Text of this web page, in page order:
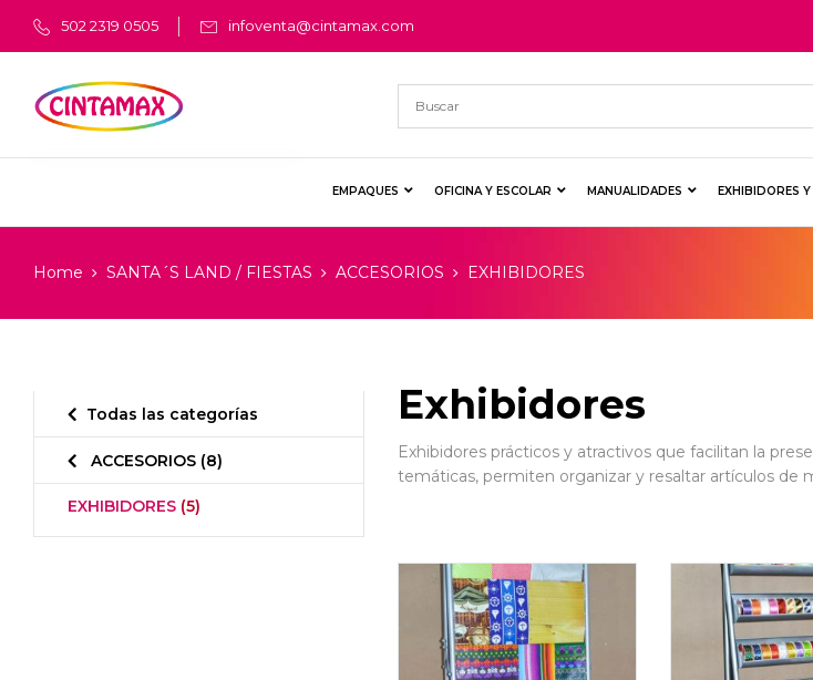
502 2319 0505 infoventa@cintamax.com
EMPAQUES OFICINA Y ESCOLAR MANUALIDADES EXHIBIDORES Y
Home SANTA´S LAND / FIESTAS ACCESORIOS EXHIBIDORES
Todas las categorías
ACCESORIOS (8)
EXHIBIDORES (5)
Exhibidores
Exhibidores prácticos y atractivos que facilitan la
temáticas, permiten organizar y resaltar artículos de